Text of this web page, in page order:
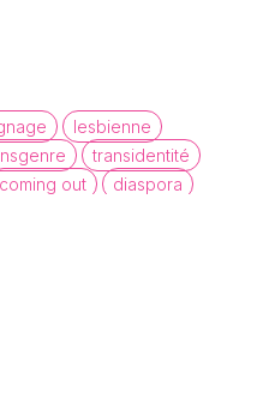
lesbienne
transidentité
coming out
diaspora